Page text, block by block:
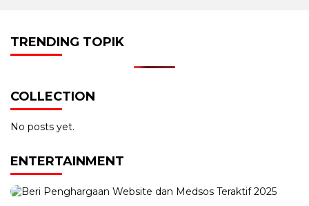
pos
TRENDING TOPIK
COLLECTION
No posts yet.
ENTERTAINMENT